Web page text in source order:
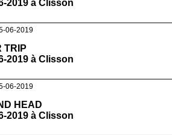
2019 à Clisson
06-2019
TRIP
2019 à Clisson
06-2019
HEAD
2019 à Clisson